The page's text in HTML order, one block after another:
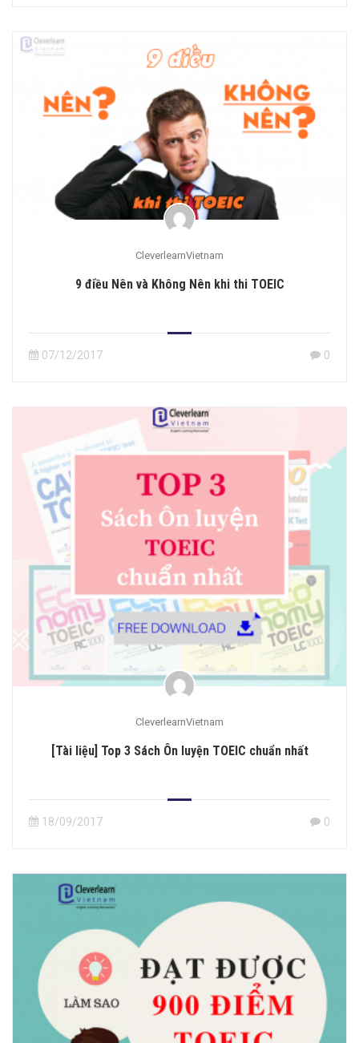
CleverlearnVietnam
9 điều Nên và Không Nên khi thi TOEIC
07/12/2017 0
CleverlearnVietnam
[Tài liệu] Top 3 Sách Ôn luyện TOEIC chuẩn nhất
18/09/2017 0